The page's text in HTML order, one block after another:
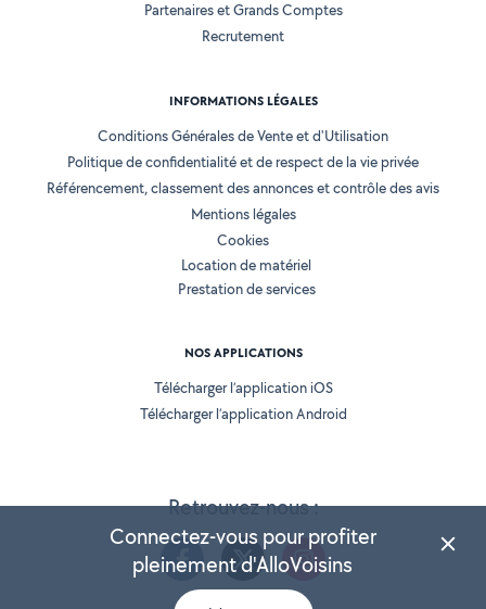
Retrouvez-nous :
Partenaires et Grands Comptes
Recrutement
INFORMATIONS LÉGALES
Conditions Générales de Vente et d'Utilisation
Politique de confidentialité et de respect de la vie privée
Référencement, classement des annonces et contrôle des avis
Mentions légales
Cookies
Location de matériel
Prestation de services
NOS APPLICATIONS
Télécharger l’application iOS
Télécharger l’application Android
Connectez-vous pour profiter
pleinement d'AlloVoisins